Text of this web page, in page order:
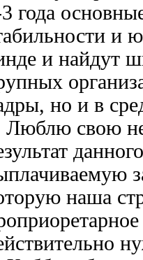
года
и
и найдут
но и в
Люблю свою
наша